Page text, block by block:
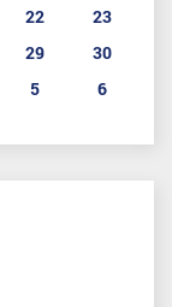
22
23
29
30
5 6